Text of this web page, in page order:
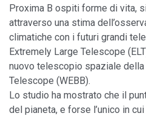
Proxima B ospiti forme di vita,
attraverso una stima
climatiche con i futuri grandi
Extremely Large Telescope
nuovo telescopio spaziale
Telescope (WEBB).
Lo studio ha mostrato che il
del pianeta, e forse l’unico in